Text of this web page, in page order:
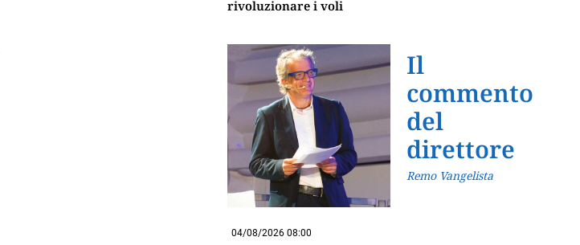
rivoluzionare i voli
Il
commento
del
direttore
Remo Vangelista
04/08/2026 08:00